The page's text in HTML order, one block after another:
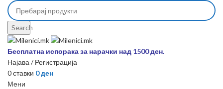
Search
Бесплатна испорака за нарачки над 1500 ден.
Најава / Регистрација
0ставки 0ден
Мени